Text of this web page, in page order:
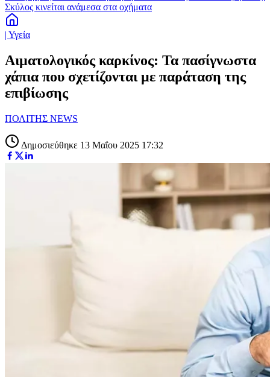
Σκύλος κινείται ανάμεσα στα οχήματα
| Υγεία
Αιματολογικός καρκίνος: Τα πασίγνωστα
χάπια που σχετίζονται με παράταση της
επιβίωσης
ΠΟΛΙΤΗΣ NEWS
Δημοσιεύθηκε 13 Μαΐου 2025 17:32